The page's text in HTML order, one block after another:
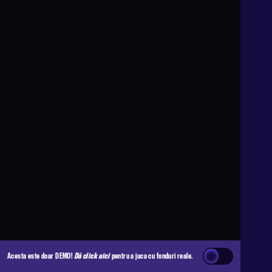
Acesta este doar DEMO!Dă click aicipentru a juca cu fonduri reale.